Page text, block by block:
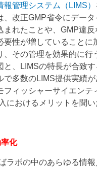
報管理システム（LIMS）
、改正GMP省令にデー
まれたことや、GMP違
性が増していることに
、その管理を効果的に行
と、LIMSの特長が合致
で多数のLIMS提供実績
フィッシャーサイエンテ
におけるメリットを聞
化
ラボの中のあらゆる情